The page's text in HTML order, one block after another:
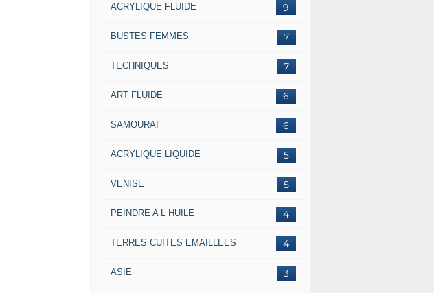
9
ACRYLIQUE FLUIDE
7
BUSTES FEMMES
7
TECHNIQUES
6
ART FLUIDE
6
SAMOURAI
5
ACRYLIQUE LIQUIDE
5
VENISE
4
PEINDRE A L HUILE
4
TERRES CUITES EMAILLEES
3
ASIE